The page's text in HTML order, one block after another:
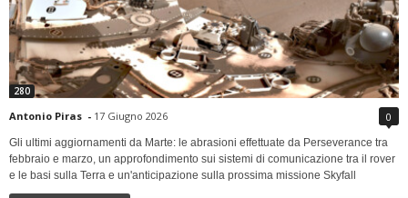
280
Antonio Piras - 17 Giugno 2026 0
Gli ultimi aggiornamenti da Marte: le abrasioni effettuate da Perseverance tra
febbraio e marzo, un approfondimento sui sistemi di comunicazione tra il rover
e le basi sulla Terra e un'anticipazione sulla prossima missione Skyfall